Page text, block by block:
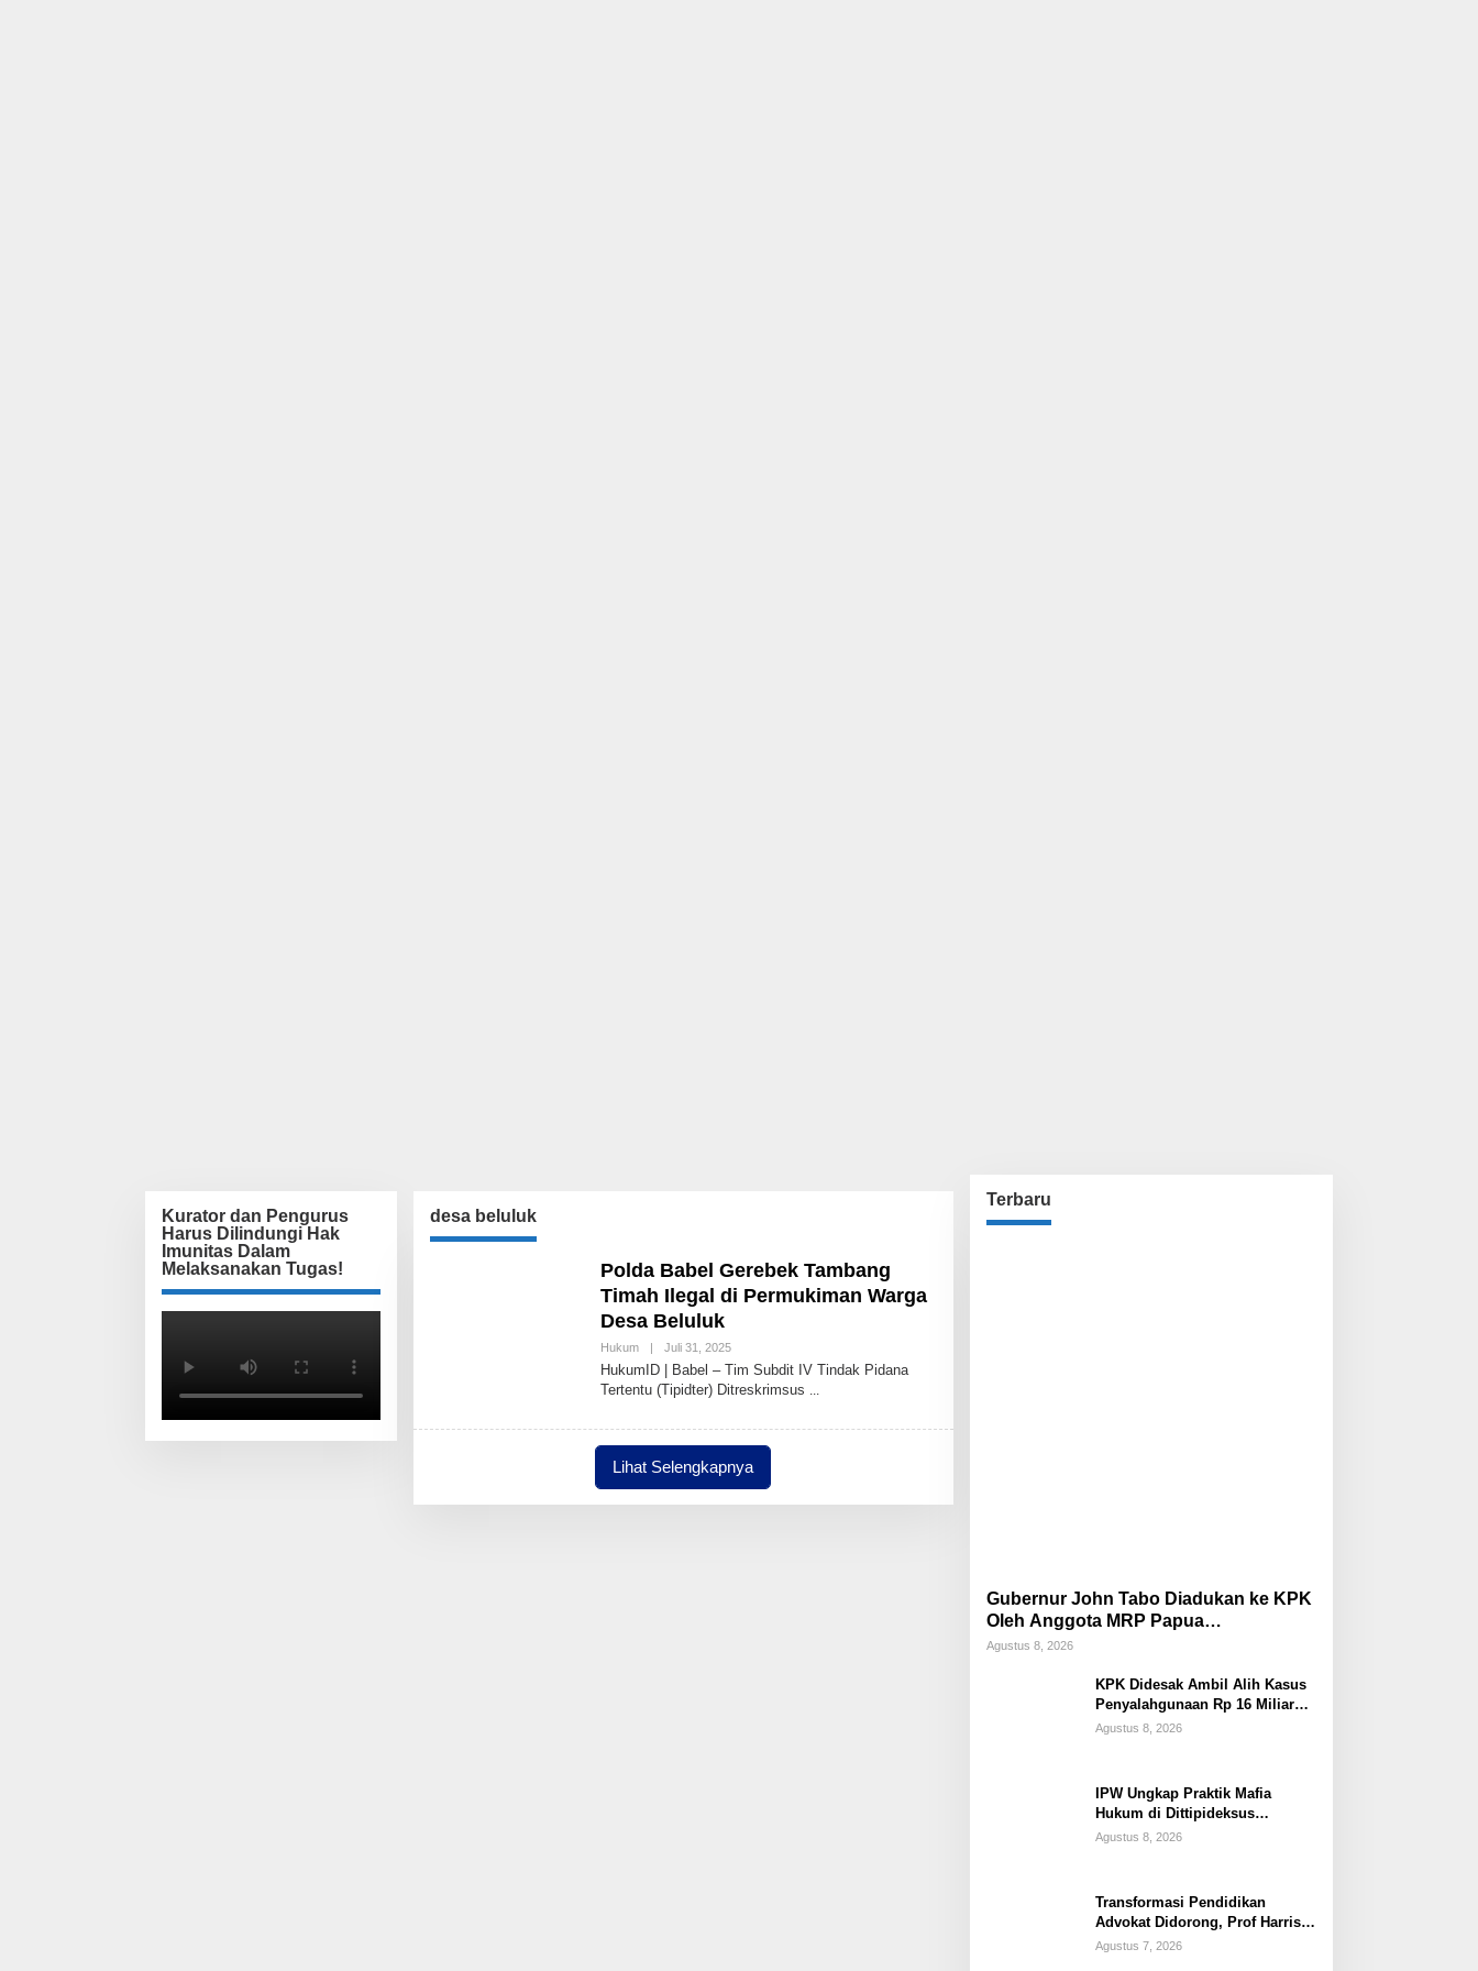
Kurator dan Pengurus
Harus Dilindungi Hak
Imunitas Dalam
Melaksanakan Tugas!
desa beluluk
Polda Babel Gerebek Tambang
Timah Ilegal di Permukiman Warga
Desa Beluluk
Hukum | Juli 31, 2025Oleh
HukumID
HukumID | Babel – Tim Subdit IV Tindak Pidana
Tertentu (Tipidter) Ditreskrimsus
Lihat Selengkapnya
Terbaru
Gubernur John Tabo Diadukan ke KPK
Oleh Anggota MRP Papua
Pegunungan dan Forum Warga Papua
Agustus 8, 2026
KPK Didesak Ambil Alih Kasus
Penyalahgunaan Rp 16 Miliar
DPRK Tolikara Tahun 2017
Agustus 8, 2026
IPW Ungkap Praktik Mafia
Hukum di Dittipideksus
Bareskrim Polri Dalam
Agustus 8, 2026
Transformasi Pendidikan
Advokat Didorong, Prof Harris
Arthur Hedar Perkuat Kolaborasi
Agustus 7, 2026